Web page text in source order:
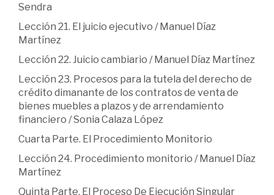
Sendra
Lección 21. El juicio ejecutivo / Manuel Díaz
Martínez
Lección 22. Juicio cambiario / Manuel Díaz Martínez
Lección 23. Procesos para la tutela del derecho de
crédito dimanante de los contratos de venta de
bienes muebles a plazos y de arrendamiento
financiero / Sonia Calaza López
Cuarta Parte. El Procedimiento Monitorio
Lección 24. Procedimiento monitorio / Manuel Díaz
Martínez
Quinta Parte. El Proceso De Ejecución Singular